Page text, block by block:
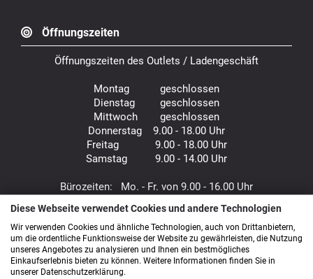
Öffnungszeiten
Öffnungszeiten des Outlets / Ladengeschäft
Montag geschlossen
Dienstag geschlossen
Mittwoch geschlossen
Donnerstag 9.00 - 18.00 Uhr
Freitag 9.00 - 18.00 Uhr
Samstag 9.00 - 14.00 Uhr
Bürozeiten: Mo. - Fr. von 9.00 - 16.00 Uhr
Anfahrt
Diese Webseite verwendet Cookies und andere Technologien
Wir verwenden Cookies und ähnliche Technologien, auch von Drittanbietern,
um die ordentliche Funktionsweise der Website zu gewährleisten, die Nutzung
unseres Angebotes zu analysieren und Ihnen ein bestmögliches
Einkaufserlebnis bieten zu können. Weitere Informationen finden Sie in
unserer Datenschutzerklärung.